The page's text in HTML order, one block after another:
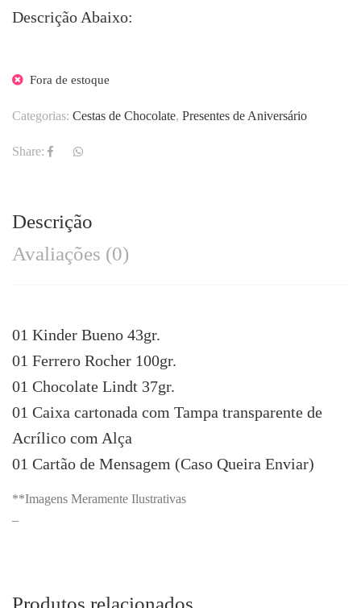
Descrição Abaixo:
Fora de estoque
Categorias: Cestas de Chocolate, Presentes de Aniversário
Share:
Descrição
Avaliações (0)
01 Kinder Bueno 43gr.
01 Ferrero Rocher 100gr.
01 Chocolate Lindt 37gr.
01 Caixa cartonada com Tampa transparente de
Acrílico com Alça
01 Cartão de Mensagem (Caso Queira Enviar)
**Imagens Meramente Ilustrativas
–
Produtos relacionados